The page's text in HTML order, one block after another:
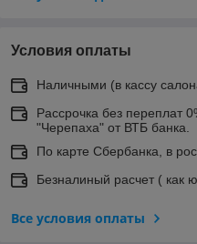
Условия оплаты
Наличными (в кассу
Рассрочка без переплат
"Черепаха" от ВТБ банка.
По карте Сбербанка, в
Безналиный расчет ( как
Все условия оплаты